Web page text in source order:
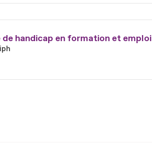
handicap en formation et emploi